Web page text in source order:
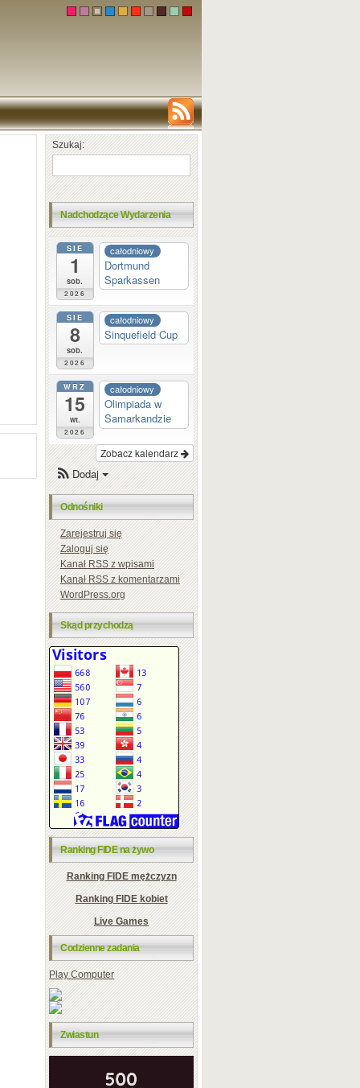
Szukaj:
Nadchodzące Wydarzenia
SIE
1
sob.
2026
całodniowy
Dortmund
Sparkassen
SIE
8
sob.
2026
całodniowy
Sinquefield Cup
WRZ
15
wt.
2026
całodniowy
Olimpiada w
Samarkandzie
Zobacz kalendarz
Dodaj
Odnośniki
Zarejestruj się
Zaloguj się
KanałRSSz wpisami
KanałRSSz komentarzami
WordPress.org
Skąd przychodzą
Ranking FIDE na żywo
Ranking FIDE mężczyzn
Ranking FIDE kobiet
Live Games
Codzienne zadania
Play Computer
Zwiastun